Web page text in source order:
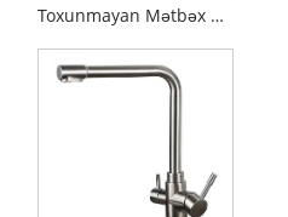
Toxunmayan Mətbəx Kranları